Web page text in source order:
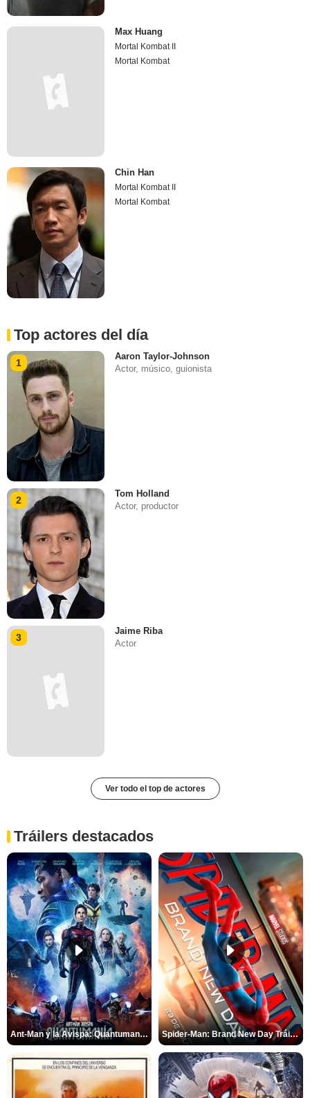
Max Huang
Mortal Kombat II
Mortal Kombat
Chin Han
Mortal Kombat II
Mortal Kombat
Top actores del día
1
Aaron Taylor-Johnson
Actor, músico, guionista
2
Tom Holland
Actor, productor
3
Jaime Riba
Actor
Ver todo el top de actores
Tráilers destacados
Ant-Man y la Avispa: Quantumanía Tráiler (2) Spider-Man: Brand New Day Tráiler (3)